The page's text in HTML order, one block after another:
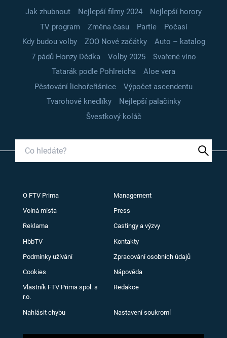
Jak zhubnout Nejlepší filmy 2024
Nejlepší horory
TV program
Změna času Partie
Počasí
Kdy budou volby
ZOO Nové začátky
Auto – katalog
7 pádů Honzy Dědka
Volby 2025
Svařené víno
Tatarák podle Pohlreicha
Aloe vera
Pěstování lichořeřišnice
Výpočet ascendentu
Tvarohové knedlíky
Nejlepší palačinky
Švestkový koláč
O FTV Prima Management
Volná místa Press
Reklama Castingy a výzvy
HbbTV Kontakty
Podmínky užívání Zpracování osobních údajů
Cookies Nápověda
Vlastník FTV Prima spol. s
r.o.
Redakce
Nahlásit chybu Nastavení soukromí